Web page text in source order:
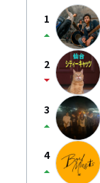
1
arrow_drop_up
2
arrow_drop_down
3
arrow_drop_up
4
arrow_drop_up